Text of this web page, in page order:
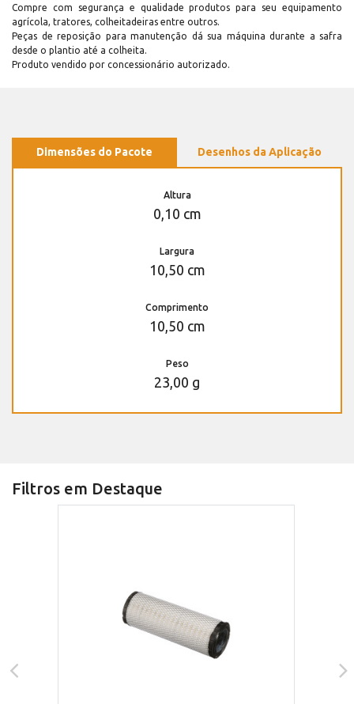
Compre com segurança e qualidade produtos para seu equipamento
agrícola, tratores, colheitadeiras entre outros.
Peças de reposição para manutenção dá sua máquina durante a safra
desde o plantio até a colheita.
Produto vendido por concessionário autorizado.
Dimensões do Pacote Desenhos da Aplicação
Altura
0,10 cm
Largura
10,50 cm
Comprimento
10,50 cm
Peso
23,00 g
Filtros em Destaque